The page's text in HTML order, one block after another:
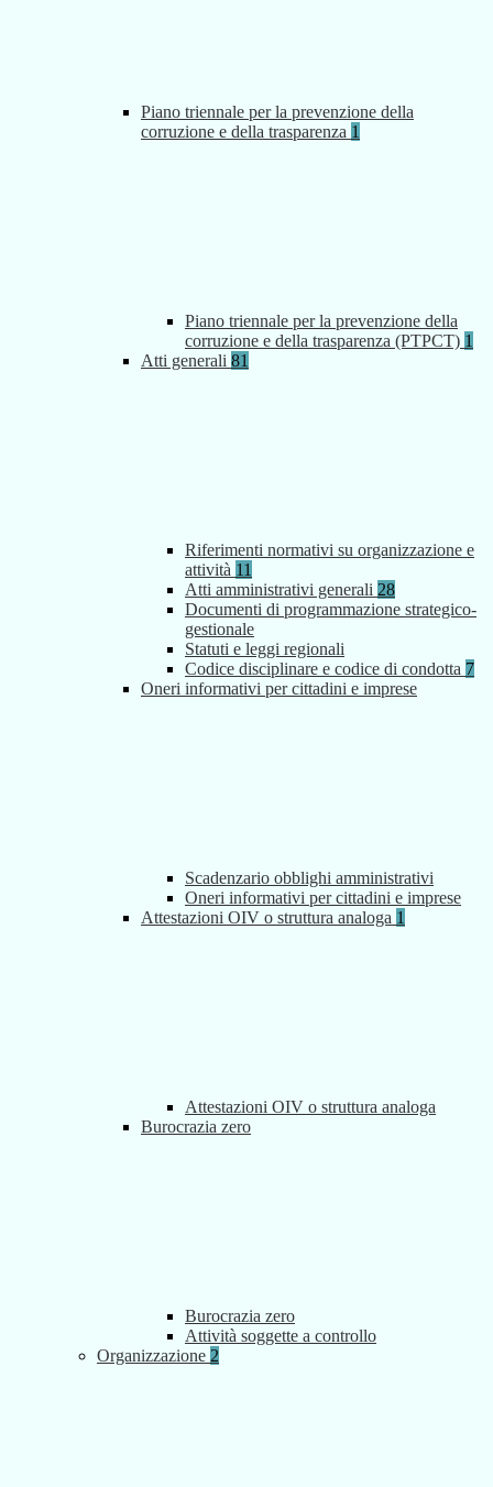
Piano triennale per la prevenzione della
corruzione e della trasparenza 1
Piano triennale per la prevenzione della
corruzione e della trasparenza (PTPCT) 1
Atti generali 81
Riferimenti normativi su organizzazione e
attività 11
Atti amministrativi generali 28
Documenti di programmazione strategico-
gestionale
Statuti e leggi regionali
Codice disciplinare e codice di condotta 7
Oneri informativi per cittadini e imprese
Scadenzario obblighi amministrativi
Oneri informativi per cittadini e imprese
Attestazioni OIV o struttura analoga 1
Attestazioni OIV o struttura analoga
Burocrazia zero
Burocrazia zero
Attività soggette a controllo
Organizzazione 2